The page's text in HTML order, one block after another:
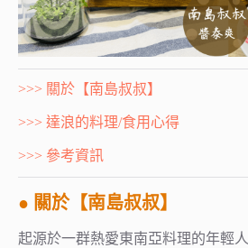
>>> 關於【南島叔叔】
>>> 達浪的料理/食用心得
>>> 參考資訊
● 關於【南島叔叔】
起源於一群熱愛東南亞料理的年輕人